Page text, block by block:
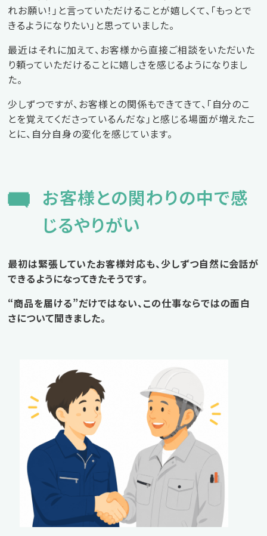
れお願い！」と言っていただけることが嬉しくて、「もっとで
きるようになりたい」と思っていました。
最近はそれに加えて、お客様から直接ご相談をいただいた
り頼っていただけることに嬉しさを感じるようになりまし
た。
少しずつですが、お客様との関係もできてきて、「自分のこ
とを覚えてくださっているんだな」と感じる場面が増えたこ
とに、自分自身の変化を感じています。
お客様との関わりの中で感
じるやりがい
最初は緊張していたお客様対応も、少しずつ自然に会話が
できるようになってきたそうです。
“商品を届ける”だけではない、この仕事ならではの面白
さについて聞きました。